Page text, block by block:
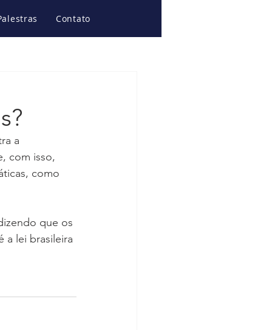
Contato
a
com isso,
como
que os
a lei brasileira